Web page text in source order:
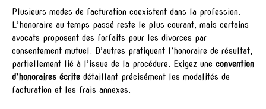
Plusieurs modes de facturation coexistent dans la profession.
L’honoraire au temps passé reste le plus courant, mais certains
avocats proposent des forfaits pour les divorces par
consentement mutuel. D’autres pratiquent l’honoraire de résultat,
partiellement lié à l’issue de la procédure. Exigez une convention
d’honoraires écrite détaillant précisément les modalités de
facturation et les frais annexes.